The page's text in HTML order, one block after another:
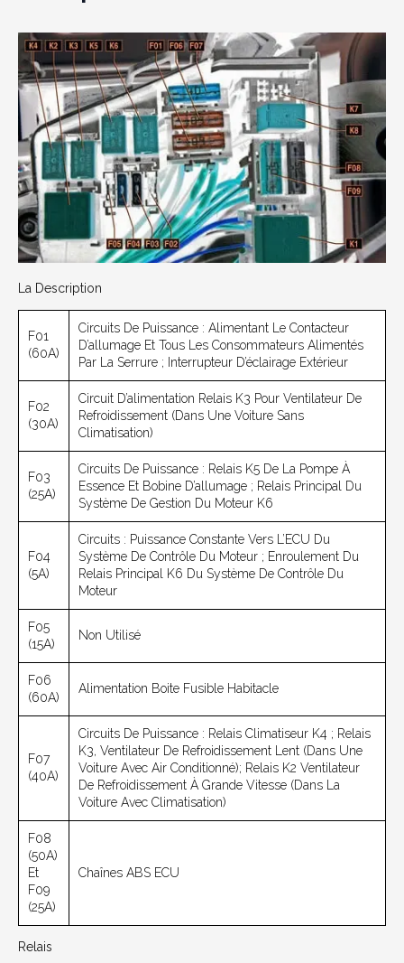
La Description
F01
(60A)
Circuits De Puissance : Alimentant Le Contacteur
D’allumage Et Tous Les Consommateurs Alimentés
Par La Serrure ; Interrupteur D’éclairage Extérieur
F02
(30A)
Circuit D’alimentation Relais K3 Pour Ventilateur De
Refroidissement (dans Une Voiture Sans
Climatisation)
F03
(25A)
Circuits De Puissance : Relais K5 De La Pompe À
Essence Et Bobine D’allumage ; Relais Principal Du
Système De Gestion Du Moteur K6
F04
(5A)
Circuits : Puissance Constante Vers L’ECU Du
Système De Contrôle Du Moteur ; Enroulement Du
Relais Principal K6 Du Système De Contrôle Du
Moteur
F05
(15A)
Non Utilisé
F06
(60A)
Alimentation Boite Fusible Habitacle
F07
(40A)
Circuits De Puissance : Relais Climatiseur K4 ; Relais
K3, Ventilateur De Refroidissement Lent (dans Une
Voiture Avec Air Conditionné); Relais K2 Ventilateur
De Refroidissement À Grande Vitesse (dans La
Voiture Avec Climatisation)
F08
(50A)
Et
F09
(25A)
Chaînes ABS ECU
Relais